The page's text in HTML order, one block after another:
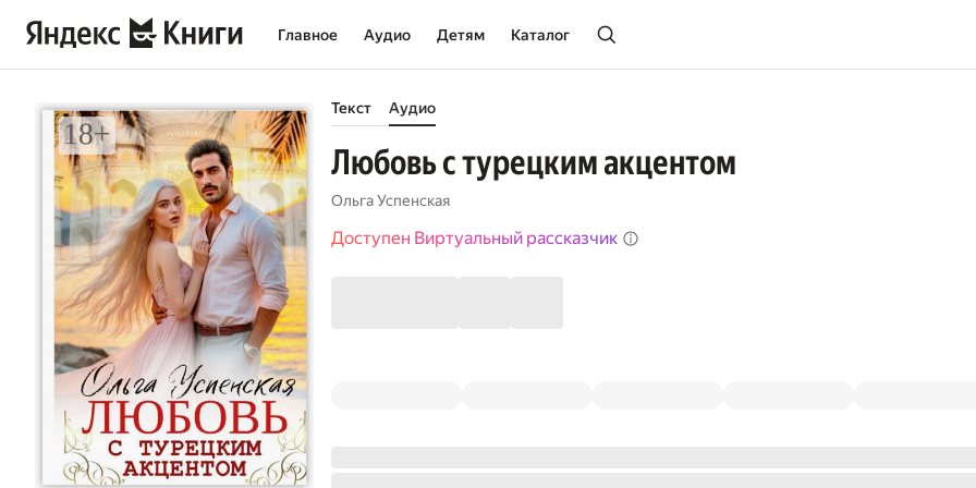
Главное Аудио Детям Каталог
Текст Аудио
Любовь с турецким акцентом
Ольга Успенская
Доступен Виртуальный рассказчик